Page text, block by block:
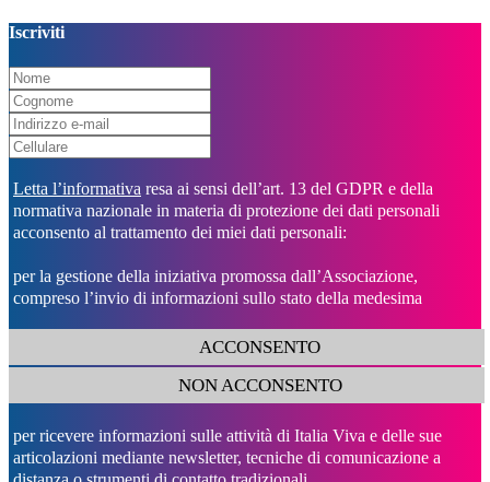
Iscriviti
Letta l’informativa resa ai sensi dell’art. 13 del GDPR e della
normativa nazionale in materia di protezione dei dati personali
acconsento al trattamento dei miei dati personali:
per la gestione della iniziativa promossa dall’Associazione,
compreso l’invio di informazioni sullo stato della medesima
ACCONSENTO
NON ACCONSENTO
per ricevere informazioni sulle attività di Italia Viva e delle sue
articolazioni mediante newsletter, tecniche di comunicazione a